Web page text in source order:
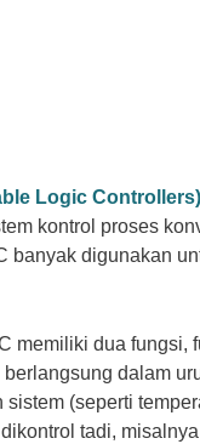
Logic Controllers)
kontrol proses
banyak digunakan
memiliki dua
dalam
sistem (seperti
tadi,